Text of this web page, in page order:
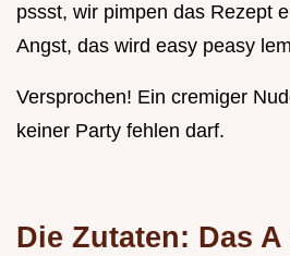
pssst, wir pimpen das Rezept
Angst, das wird easy peasy
Versprochen! Ein cremiger
keiner Party fehlen darf.
Die Zutaten: Das